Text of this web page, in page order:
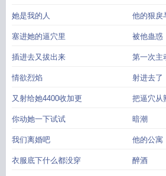
她是我的人 他的狠戾
塞进她的逼穴里 被他蛊惑
插进去又拔出来 第一次主
情欲烈焰 射进去了
又射给她4400收加更 把逼穴从
你动她一下试试 暗潮
我们离婚吧 他的公寓
衣服底下什么都没穿 醉酒